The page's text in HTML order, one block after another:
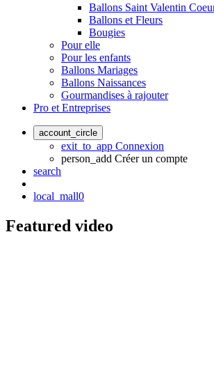
Ballons Saint Valentin
Ballons et Fleurs
Bougies
Pour elle
Pour les enfants
Ballons Mariages
Ballons Naissances
Gourmandises à rajouter
Pro et Entreprises
account_circle
exit_to_app Connexion
person_add Créer un compte
search
local_mall0
Featured video